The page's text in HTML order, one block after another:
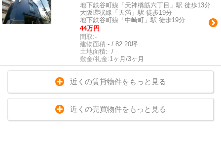
地下鉄谷町線「天神橋筋六丁目」駅 徒歩13分
大阪環状線「天満」駅 徒歩19分
地下鉄谷町線「中崎町」駅 徒歩19分
44万円
間取:-
建物面積:- / 82.20坪
土地面積:- / -
敷金/礼金:1ヶ月/3ヶ月
近くの賃貸物件をもっと見る
近くの売買物件をもっと見る